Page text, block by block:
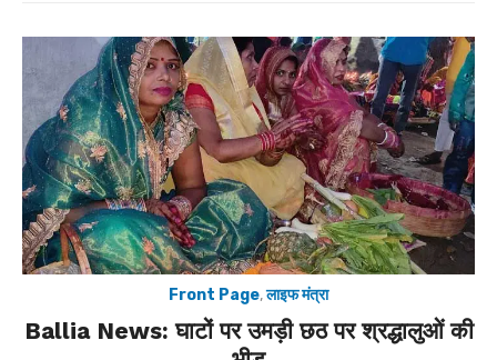
Front Page,लाइफ मंत्रा
Ballia News: घाटों पर उमड़ी छठ पर श्रद्धालुओं की